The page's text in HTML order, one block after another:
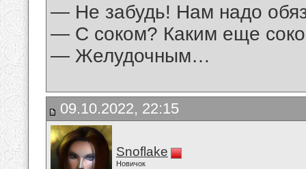
— Не забудь! Нам надо
— С соком? Каким еще
— Желудочным…
09.10.2022, 22:15
Snoflake
Новичок